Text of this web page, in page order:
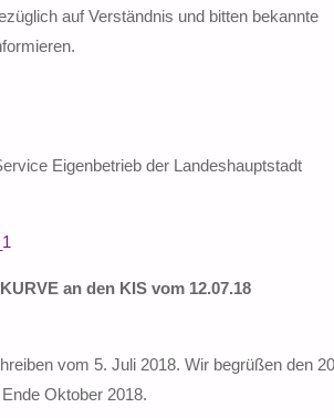
auf Verständnis und bitten bekannte
Eigenbetrieb der Landeshauptstadt
an den KIS vom 12.07.18
vom 5. Juli 2018. Wir begrüßen den
Oktober 2018.